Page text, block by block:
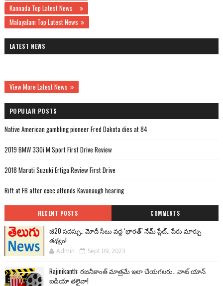
Kannada Top Latest News
Malayalam Top Latest News
LATEST NEWS
View More Latest News
POPULAR POSTS
Native American gambling pioneer Fred Dakota dies at 84
2019 BMW 330i M Sport First Drive Review
2018 Maruti Suzuki Ertiga Review First Drive
Rift at FB after exec attends Kavanaugh hearing
RECENT POSTS COMMENTS
జీ20 సదస్సు.. మోదీ సీటు వద్ద ‘భారత్’ నేమ్ ప్లేట్‌.. పేరు మార్పు
తథ్యం!
Admin Sept 09, 2023
Rajinikanth: రజనీకాంత్ మాత్రమే ఇలా చేయగలరు.. వాట్ యాన్
ఐడియా తలైవా!